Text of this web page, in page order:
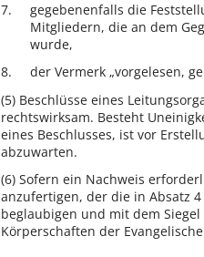
gegebenenfalls die
Mitgliedern, die an dem
wurde,
der Vermerk „vorgelesen,
(5) Beschlüsse eines
rechtswirksam. Besteht
eines Beschlusses, ist vor
abzuwarten.
(6) Sofern ein Nachweis
anzufertigen, der die in Absatz
beglaubigen und mit dem
Körperschaften der